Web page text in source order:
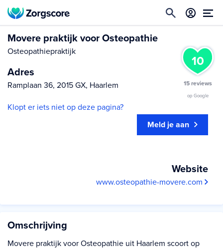
10
15 reviews
op Google
Movere praktijk voor Osteopathie
Osteopathiepraktijk
Adres
Ramplaan 36, 2015 GX, Haarlem
Klopt er iets niet op deze pagina?
Meld je aan
Website
www.osteopathie-movere.com
Omschrijving
Movere praktijk voor Osteopathie uit Haarlem scoort op